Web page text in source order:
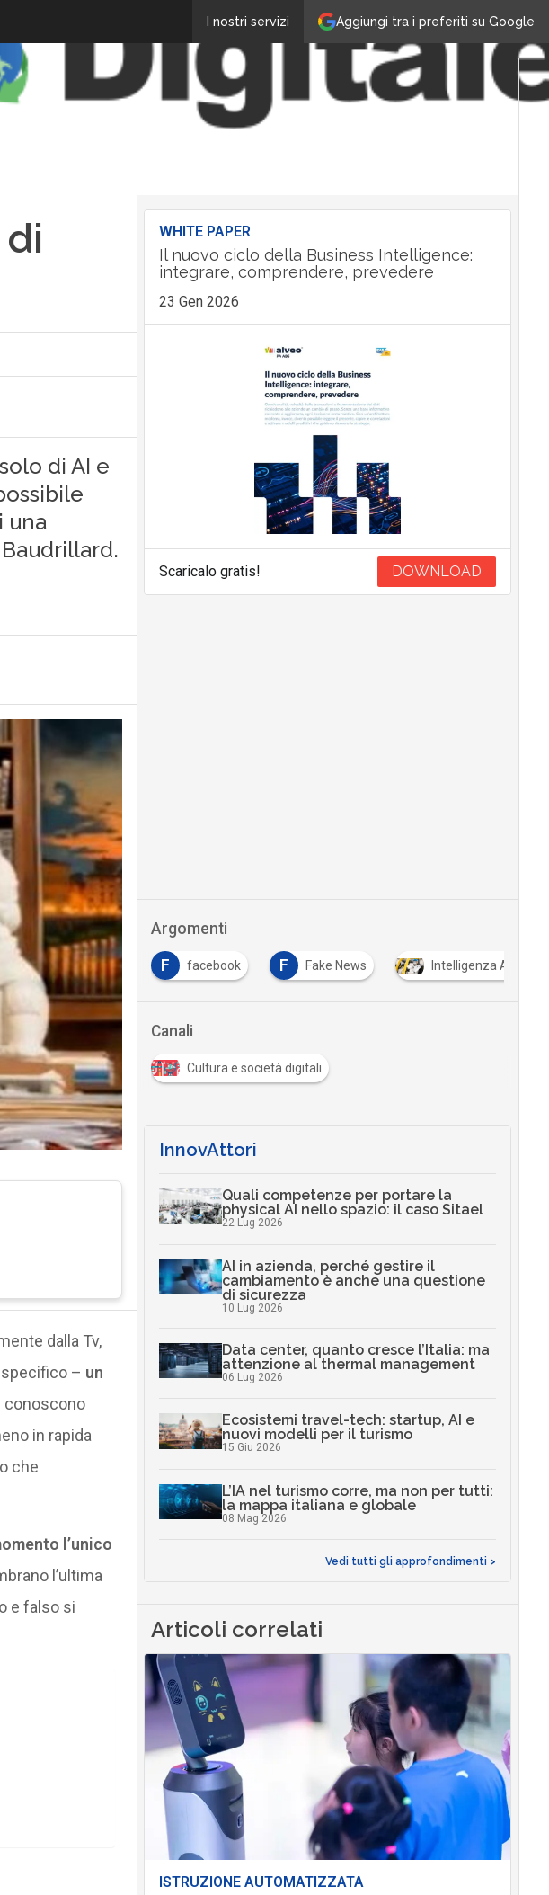
Aggiungi tra i preferiti su Google
I nostri servizi
di AI e
una
dalla Tv,
– un
conoscono
in rapida
che
l’unico
l’ultima
e falso si
WHITE PAPER
Il nuovo ciclo della Business Intelligence:
integrare, comprendere, prevedere
23 Gen 2026
Scaricalo gratis! DOWNLOAD
Argomenti
B big data F facebook F Fake News Intelligenza
Canali
Cultura e società digitali
InnovAttori
Quali competenze per portare la
physical AI nello spazio: il caso Sitael
22 Lug 2026
AI in azienda, perché gestire il
cambiamento è anche una questione
di sicurezza
10 Lug 2026
Data center, quanto cresce l’Italia: ma
attenzione al thermal management
06 Lug 2026
Ecosistemi travel-tech: startup, AI e
nuovi modelli per il turismo
15 Giu 2026
L’IA nel turismo corre, ma non per tutti:
la mappa italiana e globale
08 Mag 2026
Vedi tutti gli approfondimenti >
Articoli correlati
ISTRUZIONE AUTOMATIZZATA